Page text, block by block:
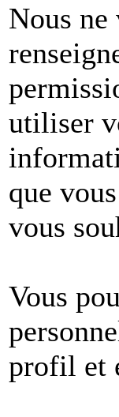
Nous ne
utiliser
que
vous
Vous
profil et